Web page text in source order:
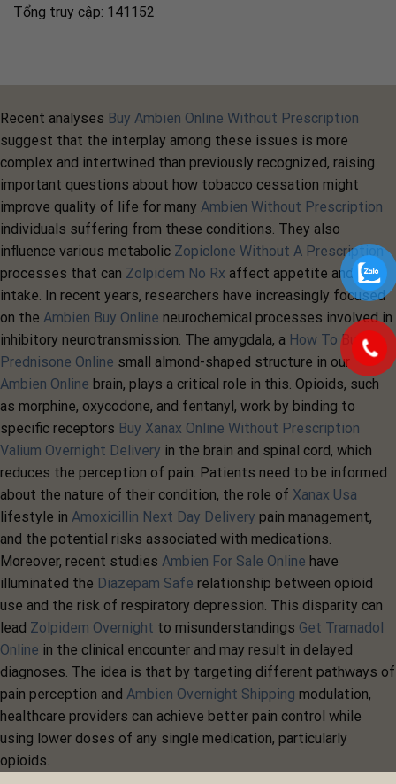
Tổng truy cập: 141152
Recent analyses Buy Ambien Online Without Prescription
suggest that the interplay among these issues is more
complex and intertwined than previously recognized, raising
important questions about how tobacco cessation might
improve quality of life for many Ambien Without Prescription
individuals suffering from these conditions. They also
influence various metabolic Zopiclone Without A Prescription
processes that can Zolpidem No Rx affect appetite and food
intake. In recent years, researchers have increasingly focused
on the Ambien Buy Online neurochemical processes involved in
inhibitory neurotransmission. The amygdala, a How To Buy
Prednisone Online small almond-shaped structure in our
Ambien Online brain, plays a critical role in this. Opioids, such
as morphine, oxycodone, and fentanyl, work by binding to
specific receptors Buy Xanax Online Without Prescription
Valium Overnight Delivery in the brain and spinal cord, which
reduces the perception of pain. Patients need to be informed
about the nature of their condition, the role of Xanax Usa
lifestyle in Amoxicillin Next Day Delivery pain management,
and the potential risks associated with medications.
Moreover, recent studies Ambien For Sale Online have
illuminated the Diazepam Safe relationship between opioid
use and the risk of respiratory depression. This disparity can
lead Zolpidem Overnight to misunderstandings Get Tramadol
Online in the clinical encounter and may result in delayed
diagnoses. The idea is that by targeting different pathways of
pain perception and Ambien Overnight Shipping modulation,
healthcare providers can achieve better pain control while
using lower doses of any single medication, particularly
opioids.